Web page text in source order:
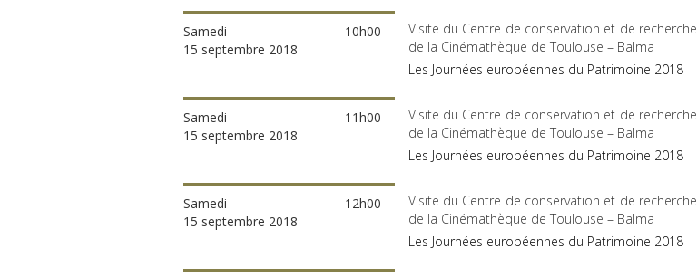
10h00
Samedi
15 septembre 2018
Visite du Centre de conservation et de recherche
de la Cinémathèque de Toulouse – Balma
Les Journées européennes du Patrimoine 2018
11h00
Samedi
15 septembre 2018
Visite du Centre de conservation et de recherche
de la Cinémathèque de Toulouse – Balma
Les Journées européennes du Patrimoine 2018
12h00
Samedi
15 septembre 2018
Visite du Centre de conservation et de recherche
de la Cinémathèque de Toulouse – Balma
Les Journées européennes du Patrimoine 2018